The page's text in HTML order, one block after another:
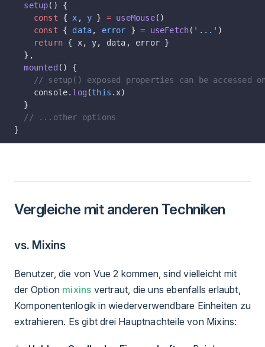
  setup
() {
    const
{ x , y } = useMouse()
    const
{ data, error } = useFetch( '...' )
    return
{ x, y, data, error }
  },
  mounted
() {
// setup() exposed properties can be accessed
    console.
log (this .x)
  }
  // ...other options
}
Vergleiche mit anderen Techniken
vs. Mixins
Benutzer, die von Vue 2 kommen, sind vielleicht mit
der Option mixins vertraut, die uns ebenfalls erlaubt,
Komponentenlogik in wiederverwendbare Einheiten zu
extrahieren. Es gibt drei Hauptnachteile von Mixins: